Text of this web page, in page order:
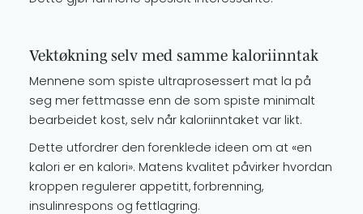
Vektøkning selv med samme kaloriinntak
Mennene som spiste ultraprosessert mat la på
seg mer fettmasse enn de som spiste minimalt
bearbeidet kost, selv når kaloriinntaket var likt.
Dette utfordrer den forenklede ideen om at «en
kalori er en kalori». Matens kvalitet påvirker hvordan
kroppen regulerer appetitt, forbrenning,
insulinrespons og fettlagring.